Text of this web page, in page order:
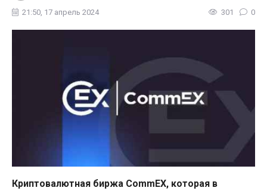
21:50, 17 апрель 2024 301 0
Криптовалютная биржа CommEX, которая в